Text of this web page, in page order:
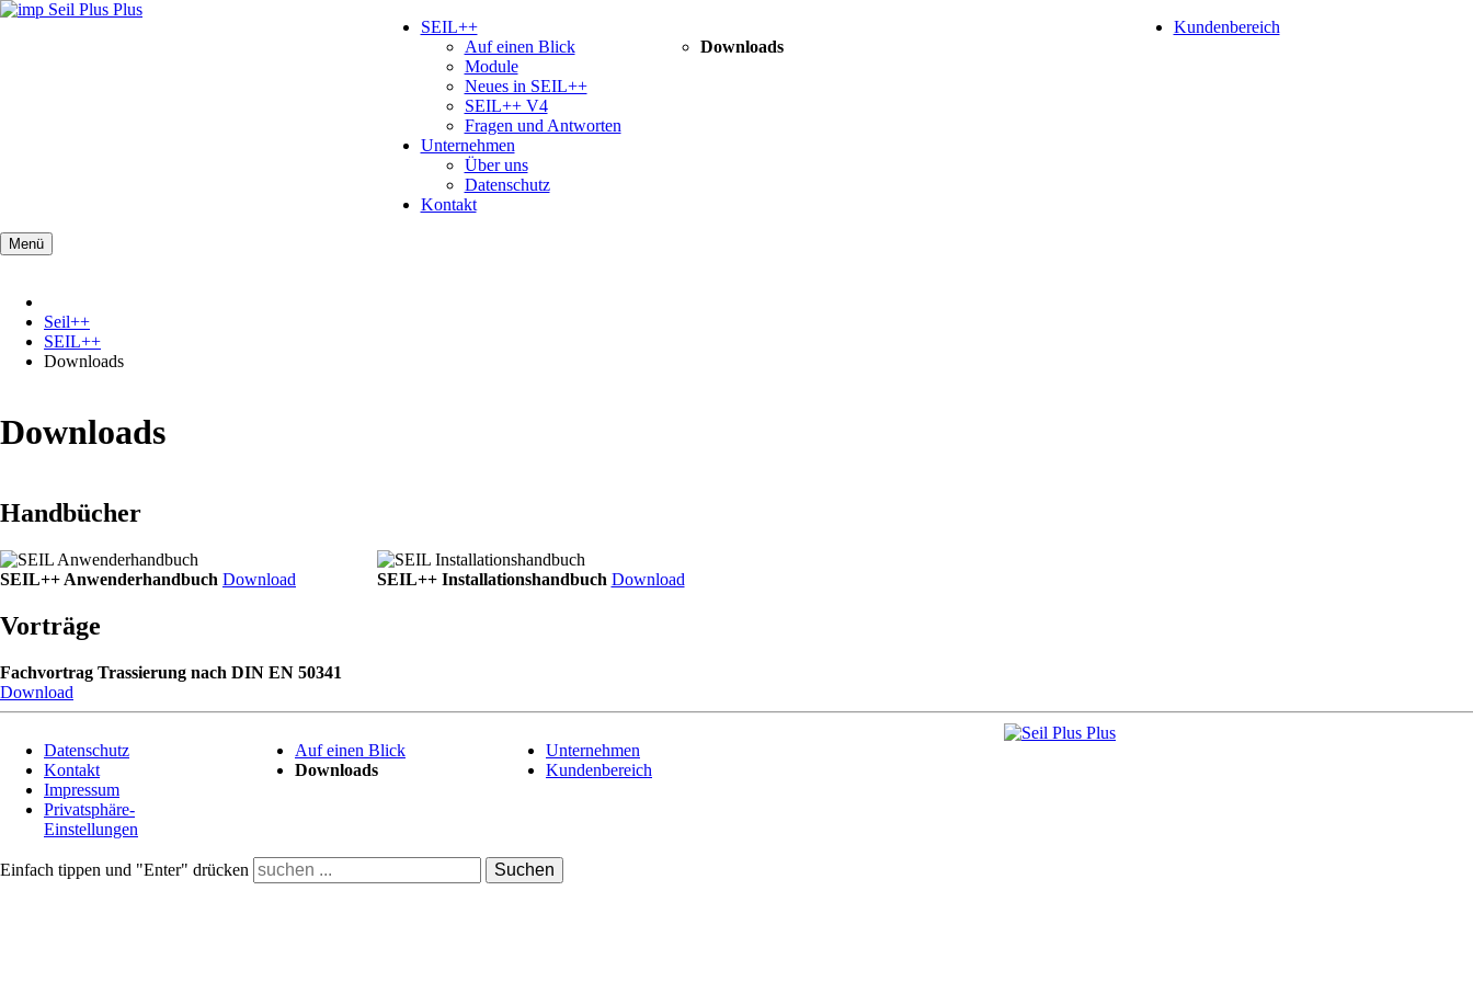
überspringen
SEIL++
Navigation
überspringen
Auf einen Blick
Module
Neues in SEIL++
SEIL++ V4
Fragen und Antworten
NavigationDownloads
Unternehmen
Navigation
überspringen
Über uns
Datenschutz
Kontakt
überspringen
Kundenbereich
Menü
Seil++
SEIL++
Downloads
Downloads
Handbücher
SEIL++ Anwenderhandbuch Download SEIL++ Installationshandbuch Download
Vorträge
Fachvortrag Trassierung nach DIN EN 50341
Download
überspringenDatenschutz
Kontakt
Impressum
Privatsphäre-
Einstellungen
überspringen
Auf einen Blick
Downloads
überspringen
Unternehmen
Kundenbereich
SEIL++
Einfach tippen und "Enter" drücken